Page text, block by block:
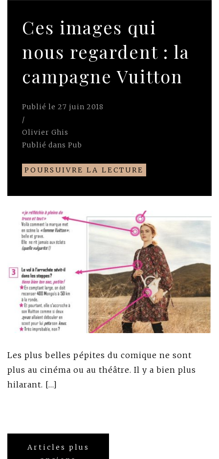
Ces images qui
nous regardent : la
campagne Vuitton
Publié le 27 juin 2018
/
Olivier Ghis
Publié dans Pub
POURSUIVRE LA LECTURE
Les plus belles pépites du comique ne sont
plus au cinéma ou au théâtre. Il y a bien plus
hilarant. […]
Navigation
Articles plus